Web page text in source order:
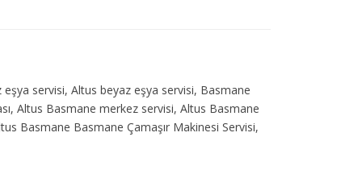
servisi, Altus beyaz eşya servisi, Basmane
Altus Basmane merkez servisi, Altus Basmane
Basmane Basmane Çamaşır Makinesi Servisi,